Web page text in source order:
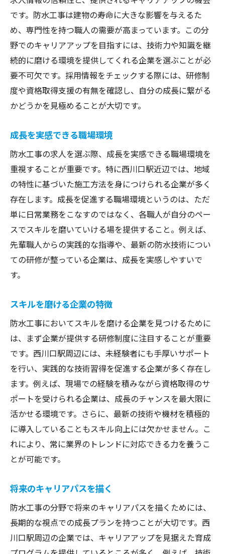
です。防水工事は建物の寿命に大きな影響を与えるた
め、専門性を持つ職人の需要が高まっています。この分
野でのキャリアアップを目指すには、技術力や知識を継
続的に磨ける環境を提供してくれる企業を選ぶことが必
要不可欠です。採用情報をチェックする際には、研修制
度や資格取得支援の有無を確認し、自分の成長に繋がる
かどうかを見極めることが大切です。
成長を実感できる職場環境
防水工事の求人を選ぶ際、成長を実感できる職場環境を
重視することが重要です。特に西川口駅近辺では、地域
の特性に基づいた施工方法を身につけられる企業が多く
存在します。成長を促進する職場環境というのは、ただ
単に日常業務をこなすのではなく、各職人が自分のペー
スでスキルを磨いていける場を提供すること。例えば、
先輩職人からの実践的な指導や、最新の防水技術につい
ての研修が整っている企業は、成長を実感しやすいで
す。
スキルを磨ける企業の特徴
防水工事においてスキルを磨ける企業を見つけるために
は、まず企業が提供する研修制度に注目することが重要
です。西川口駅周辺には、未経験者にも手厚いサポート
を行い、実践的な技術習得を促進する企業が多く存在し
ます。例えば、現場での経験を積みながら資格取得のサ
ポートを受けられる企業は、成長のチャンスを最大限に
活かせる環境です。さらに、最新の技術や機材を積極的
に導入していることもスキル向上には欠かせません。こ
れにより、常に業界のトレンドに対応できる力を養うこ
とが可能です。
将来のキャリアパスを描く
防水工事の分野で将来のキャリアパスを描くためには、
長期的な視点での成長プランを持つことが大切です。西
川口駅周辺の企業では、キャリアアップを見据えた育成